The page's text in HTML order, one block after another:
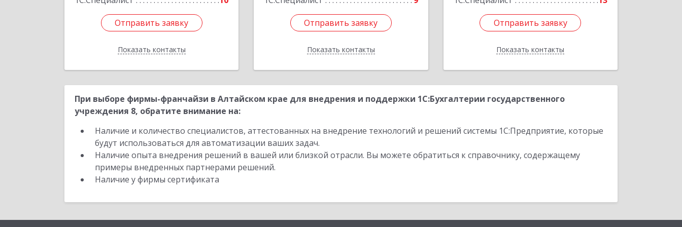
Отправить заявку
Показать контакты
Отправить заявку
Назад
Отправить заявку
Показать контакты
Отправить заявку
Назад
Отправить заявку
Показать контакты
Отправить заявку
Назад
При выборе фирмы-франчайзи в Алтайском крае для внедрения и поддержки 1С:Бухгалтерии государственного
учреждения 8, обратите внимание на:
Наличие и количество специалистов, аттестованных на внедрение технологий и решений системы 1С:Предприятие, которые
будут использоваться для автоматизации ваших задач.
Наличие опыта внедрения решений в вашей или близкой отрасли. Вы можете обратиться к справочнику, содержащему
примеры внедренных партнерами решений.
Наличие у фирмы сертификата